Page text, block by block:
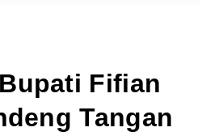
Fifian
Tangan